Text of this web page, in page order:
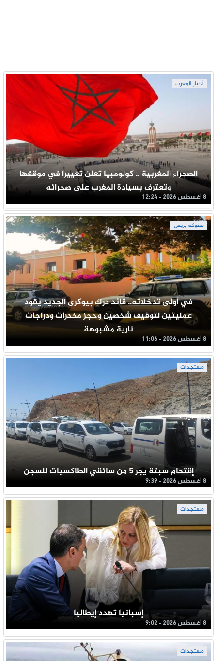
أخبار المغرب
الصحراء المغربية .. كولومبيا تعلن تغييرا في موقفها
وتعترف بسيادة المغرب على صحرائه
8 أغسطس 2026 - 12:24
شتوكة بريس
في أولى تدخلاته.. قائد درك بيوكرى الجديد يقود
عمليتين لتوقيف شخصين وحجز مخدرات ودراجات
نارية مشبوهة
8 أغسطس 2026 - 11:06
مستجدات
إقتحام سبتة يجر 5 من سائقي الطاكسيات للسجن
8 أغسطس 2026 - 9:39
مستجدات
إسبانيا تهدد إيطاليا
8 أغسطس 2026 - 9:02
مستجدات
جار التحميل ...